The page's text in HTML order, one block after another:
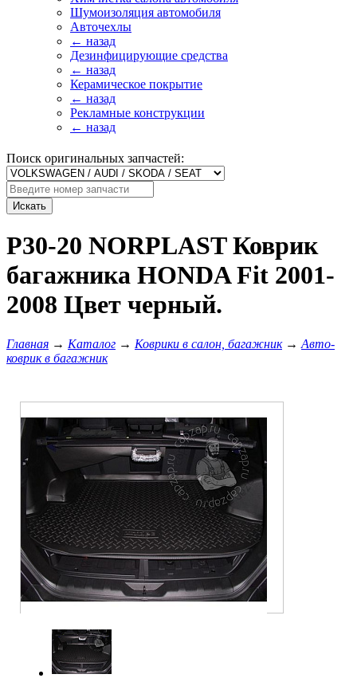
Шумоизоляция автомобиля
Авточехлы
← назад
Дезинфицирующие средства
← назад
Керамическое покрытие
← назад
Рекламные конструкции
← назад
Поиск оригинальных запчастей:
Искать
P30-20 NORPLAST Коврик
багажника HONDA Fit 2001-
2008 Цвет черный.
Главная → Каталог → Коврики в салон, багажник → Авто-
коврик в багажник